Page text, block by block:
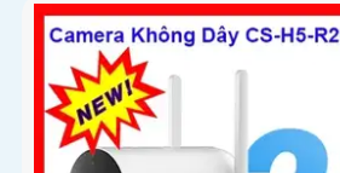
hiệu quả giá rẻ và tiết kiệm có độ phân